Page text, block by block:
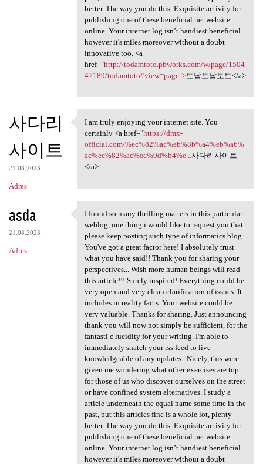
better. The way you do this. Exquisite activity for
publishing one of these beneficial net website
online. Your internet log isn’t handiest beneficial
however it's miles moreover without a doubt
innovative too. <a
href="http://todamtoto.pbworks.com/w/page/1504
47189/todamtoto#view=page">토담토담토토</a>
사다리
사이트
21.08.2023
Adres
I am truly enjoying your
I am truly enjoying your internet site. You
certainly <a href="https://dmx-
official.com/%ec%82%ac%eb%8b%a4%eb%a6%
ac%ec%82%ac%ec%9d%b4%e...사다리사이트
</a>
asda
21.08.2023
Adres
I found so many thrilling
I found so many thrilling matters in this particular
weblog, one thing i would like to request you that
please keep posting such type of informatics blog.
You've got a great factor here! I absolutely trust
what you have said!! Thank you for sharing your
perspectives... Wish more human beings will read
this article!!! Surely inspired! Everything could be
very open and very clean clarification of issues. It
includes in reality facts. Your website could be
very valuable. Thanks for sharing. Just announcing
thank you will now not simply be sufficient, for the
fantasti c lucidity for your writing. I'm able to
immediately snatch your rss feed to live
knowledgeable of any updates . Nicely, this were
given me wondering what other exercises are top
for those of us who discover ourselves on the street
or have confined system alternatives. I study a
article underneath the equal name some time in the
past, but this articles fine is a whole lot, plenty
better. The way you do this. Exquisite activity for
publishing one of these beneficial net website
online. Your internet log isn’t handiest beneficial
however it's miles moreover without a doubt